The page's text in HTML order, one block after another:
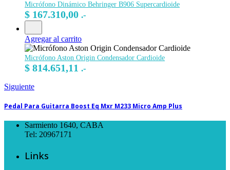
Micrófono Dinámico Behringer B906 Supercardioide
$ 167.310,00 .-
Agregar al carrito
Micrófono Aston Origin Condensador Cardioide
$ 814.651,11 .-
Siguiente
Pedal Para Guitarra Boost Eq Mxr M233 Micro Amp Plus
Sarmiento 1640, CABA
Tel: 20967171
Links